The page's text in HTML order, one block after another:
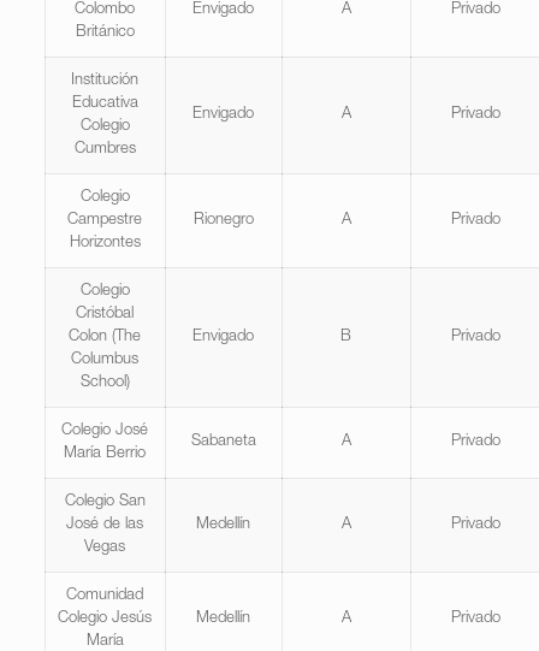
Colombo
Británico
Envigado A Privado
Institución
Educativa
Colegio
Cumbres
Envigado A Privado
Colegio
Campestre
Horizontes
Rionegro A Privado
Colegio
Cristóbal
Colon (The
Columbus
School)
Envigado B Privado
Colegio José
María Berrio
Sabaneta A Privado
Colegio San
José de las
Vegas
Medellín A Privado
Comunidad
Colegio Jesús
María
Medellín A Privado